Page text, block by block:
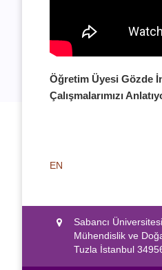
Öğretim Üyesi Gözde
Çalışmalarımızı
EN
Sabancı Üniversitesi
Mühendislik ve
Tuzla İstanbul